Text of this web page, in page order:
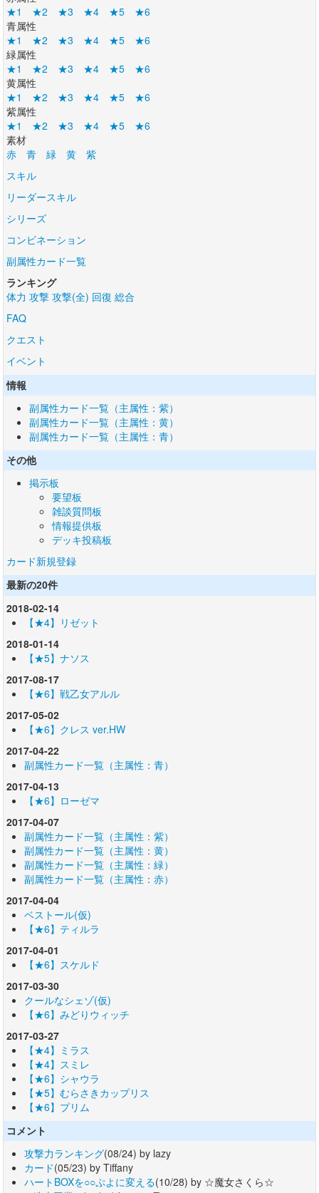
★1
★2 ★3 ★4 ★5
★6
青属性
★1
★2 ★3 ★4 ★5
★6
緑属性
★1
★2 ★3 ★4 ★5
★6
黄属性
★1
★2 ★3 ★4 ★5
★6
紫属性
★1
★2 ★3 ★4 ★5
★6
素材
赤
青 緑 黄
紫
スキル
リーダースキル
シリーズ
コンビネーション
副属性カード一覧
ランキング
体力 攻撃 攻撃(全) 回復 総合
FAQ
クエスト
イベント
情報
副属性カード一覧（主属性：紫）
副属性カード一覧（主属性：黄）
副属性カード一覧（主属性：青）
その他
掲示板
要望板
雑談質問板
情報提供板
デッキ投稿板
カード新規登録
最新の20件
2018-02-14
【★4】リゼット
2018-01-14
【★5】ナソス
2017-08-17
【★6】戦乙女アルル
2017-05-02
【★6】クレス ver.HW
2017-04-22
副属性カード一覧（主属性：青）
2017-04-13
【★6】ローゼマ
2017-04-07
副属性カード一覧（主属性：紫）
副属性カード一覧（主属性：黄）
副属性カード一覧（主属性：緑）
副属性カード一覧（主属性：赤）
2017-04-04
ベストール(仮)
【★6】ティルラ
2017-04-01
【★6】スケルド
2017-03-30
クールなシェゾ(仮)
【★6】みどりウィッチ
2017-03-27
【★4】ミラス
【★4】スミレ
【★6】シャウラ
【★5】むらさきカップリス
【★6】プリム
コメント
攻撃力ランキング(08/24) by lazy
カード(05/23) by Tiffany
ハートBOXを○○ぷよに変える(10/28) by ☆魔女さくら☆